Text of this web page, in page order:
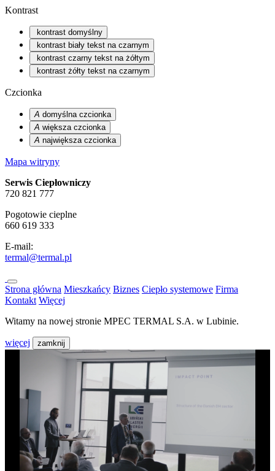
Kontrast
kontrast domyślny
kontrast biały tekst na czarnym
kontrast czarny tekst na żółtym
kontrast żółty tekst na czarnym
Czcionka
A domyślna czcionka
A większa czcionka
A największa czcionka
Mapa witryny
Serwis Ciepłowniczy
720 821 777
Pogotowie cieplne
660 619 333
E-mail:
termal@termal.pl
Strona główna Mieszkańcy Biznes Ciepło systemowe Firma
Kontakt Więcej
Witamy na nowej stronie MPEC TERMAL S.A. w Lubinie.
więcej zamknij